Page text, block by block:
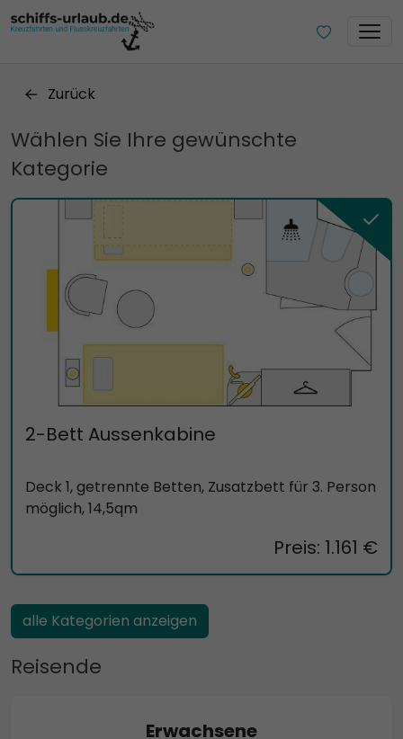
Zurück
Wählen Sie Ihre gewünschte
Kategorie
2-Bett Aussenkabine
Deck 1, getrennte Betten, Zusatzbett für 3. Person
möglich, 14,5qm
Preis: 1.161 €
alle Kategorien anzeigen
Reisende
Erwachsene